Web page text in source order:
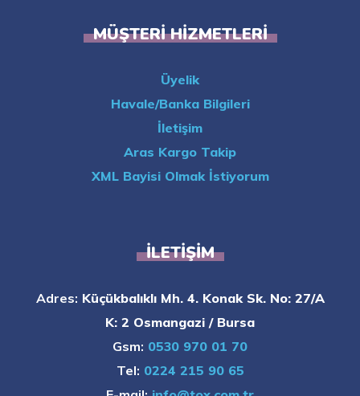
MÜŞTERI HIZMETLERI
Üyelik
Havale/Banka Bilgileri
İletişim
Aras Kargo Takip
XML Bayisi Olmak İstiyorum
İLETIŞIM
Adres: Küçükbalıklı Mh. 4. Konak Sk. No: 27/A
K: 2 Osmangazi / Bursa
Gsm: 0530 970 01 70
Tel: 0224 215 90 65